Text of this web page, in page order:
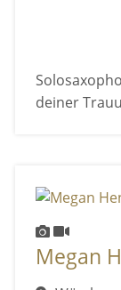
deiner
Megan